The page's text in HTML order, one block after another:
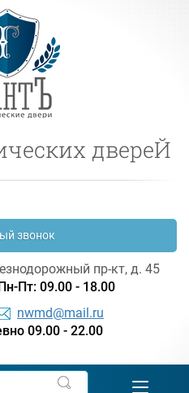
двереЙ
звонок
пр-кт, д. 45
Пт: 09.00 - 18.00
nwmd@mail.ru
09.00 - 22.00